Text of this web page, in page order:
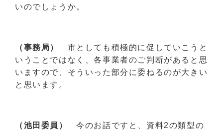
いのでしょうか。
（事務局）
市としても積極的に促していこうと
いうことではなく、各事業者のご判断があると思
いますので、そういった部分に委ねるのが大きい
と思います。
（池田委員）
今のお話ですと、資料2の類型の